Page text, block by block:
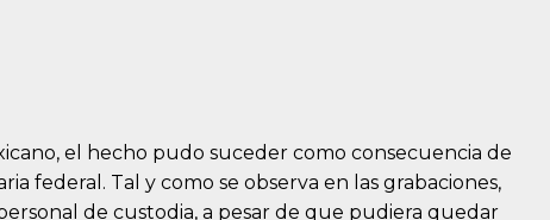
el hecho pudo suceder como consecuencia de
federal. Tal y como se observa en las grabaciones,
de custodia, a pesar de que pudiera quedar